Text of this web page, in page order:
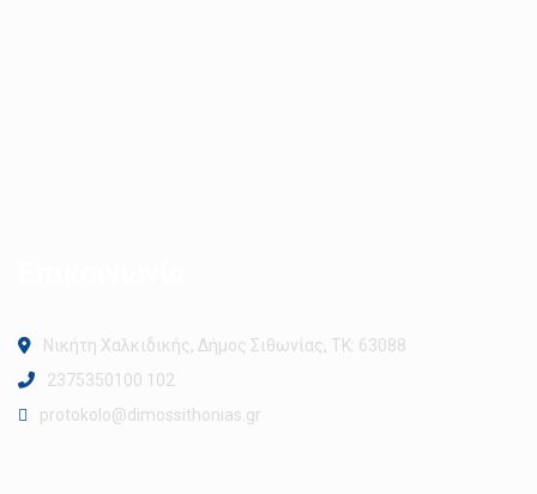
Νικήτη Χαλκιδικής, Δήμος Σιθωνίας, ΤΚ: 63088
2375350100 102
protokolo@dimossithonias.gr